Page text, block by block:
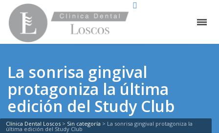
La sonrisa gingival
protagoniza la última
edición del Study Club
Clínica Dental Loscos > Sin categoría > La sonrisa gingival protagoniza la
última edición del Study Club